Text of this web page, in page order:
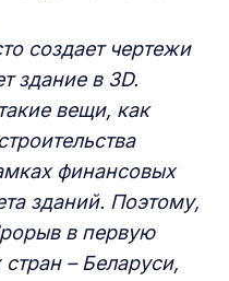
создает чертежи
здание в 3D.
вещи, как
финансовых
зданий. Поэтому,
в первую
– Беларуси,